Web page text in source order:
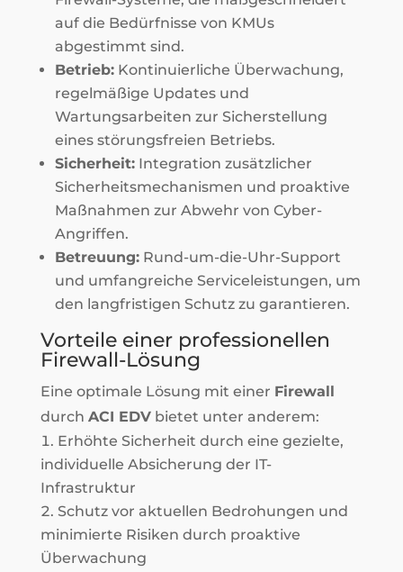
auf die Bedürfnisse von KMUs
abgestimmt sind.
Betrieb:Kontinuierliche Überwachung,
regelmäßige Updates und
Wartungsarbeiten zur Sicherstellung
eines störungsfreien Betriebs.
Sicherheit:Integration zusätzlicher
Sicherheitsmechanismen und proaktive
Maßnahmen zur Abwehr von Cyber-
Angriffen.
Betreuung:Rund-um-die-Uhr-Support
und umfangreiche Serviceleistungen, um
den langfristigen Schutz zu garantieren.
Vorteile einer professionellen
Firewall-Lösung
Eine optimale Lösung mit einer Firewall
durch ACI EDVbietet unter anderem:
Erhöhte Sicherheit durch eine gezielte,
individuelle Absicherung der IT-
Infrastruktur
Schutz vor aktuellen Bedrohungen und
minimierte Risiken durch proaktive
Überwachung